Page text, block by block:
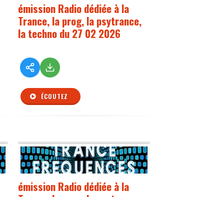
émission Radio dédiée à la
Trance, la prog, la psytrance,
la techno du 27 02 2026
ÉCOUTEZ
émission Radio dédiée à la